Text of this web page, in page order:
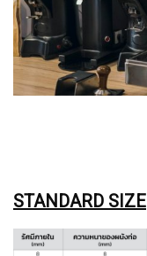
STANDARD SIZE